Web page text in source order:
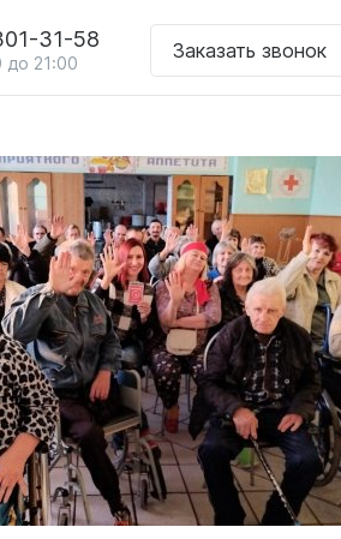
31-58
до 21:00
Заказать звонок